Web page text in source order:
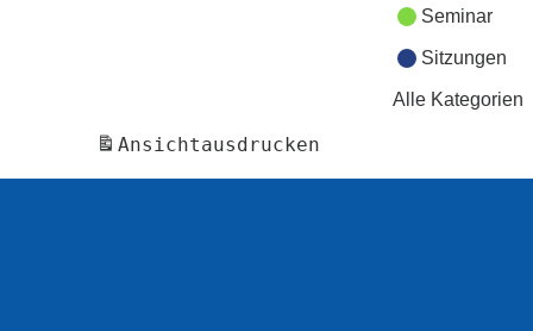
Seminar
Sitzungen
Alle Kategorien
Ansichtausdrucken